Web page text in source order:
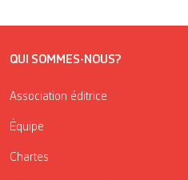
QUI SOMMES-NOUS?
Association éditrice
Équipe
Chartes